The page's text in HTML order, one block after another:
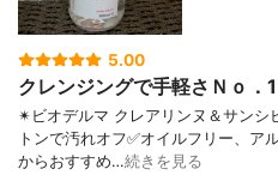
5.00
クレンジングで手軽さＮｏ．1
✴ビオデルマ クレアリンヌ＆サンシ
トンで汚れオフ ✅オイルフリー、
からおすすめ…続きを見る